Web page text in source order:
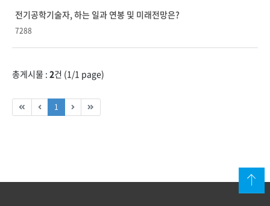
전기공학기술자, 하는 일과 연봉 및 미래전망은?
7288
총게시물 : 2건 (1/1 page)
1
위로